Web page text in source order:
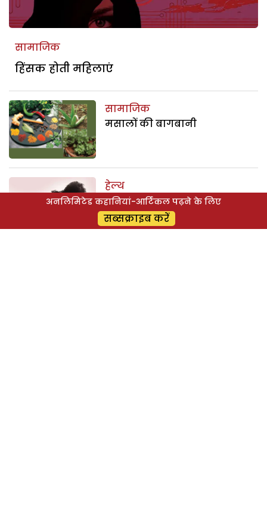
सामाजिक
हिंसक होती महिलाएं
सामाजिक
मसालों की बागबानी
हेल्थ
चरम आनंद का सुख
अनलिमिटेड कहानियां-आर्टिकल पढ़ने के लिए
सब्सक्राइब करें